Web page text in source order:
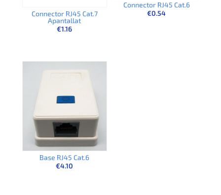
Connector RJ45 Cat.7
Apantallat
€1.16
Connector RJ45 Cat.6
€0.54
Base RJ45 Cat.6
€4.10